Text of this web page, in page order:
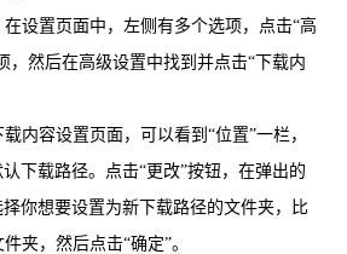
设置页面中，左侧有多个选项，点击“高
，然后在高级设置中找到并点击“下载内
内容设置页面，可以看到“位置”一栏，
下载路径。点击“更改”按钮，在弹出的
你想要设置为新下载路径的文件夹，比
夹，然后点击“确定”。